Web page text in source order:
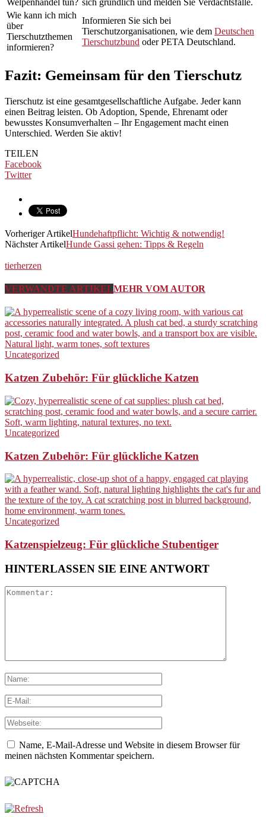
Welpenhandel tun? sich gründlich und melden Sie Verdachtsfälle.
Wie kann ich mich
über
Tierschutzthemen
informieren?
Informieren Sie sich bei
Tierschutzorganisationen, wie dem Deutschen
Tierschutzbund oder PETA Deutschland.
Fazit: Gemeinsam für den Tierschutz
Tierschutz ist eine gesamtgesellschaftliche Aufgabe. Jeder kann
einen Beitrag leisten. Ob Adoption, Spende, Ehrenamt oder
bewusstes Konsumverhalten – Ihr Engagement macht einen
Unterschied. Werden Sie aktiv!
TEILEN
Facebook
Twitter
Vorheriger ArtikelHundehaftpflicht: Wichtig & notwendig!
Nächster ArtikelHunde Gassi gehen: Tipps & Regeln
tierherzen
VERWANDTE ARTIKELMEHR VOM AUTOR
Uncategorized
Katzen Zubehör: Für glückliche Katzen
Uncategorized
Katzen Zubehör: Für glückliche Katzen
Uncategorized
Katzenspielzeug: Für glückliche Stubentiger
HINTERLASSEN SIE EINE ANTWORT
Name, E-Mail-Adresse und Website in diesem Browser für
meinen nächsten Kommentar speichern.